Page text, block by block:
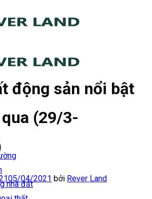
nhà đất
động sản nổi bật
(29/3-
05/04/2021 bởi Rever Land